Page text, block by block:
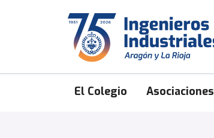
El Colegio Asociaciones